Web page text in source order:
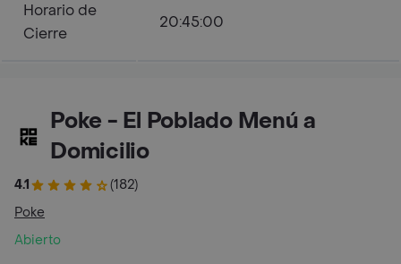
Horario de
Cierre
20:45:00
Poke - El Poblado Menú a
Domicilio
4.1
(182)
Poke
Abierto